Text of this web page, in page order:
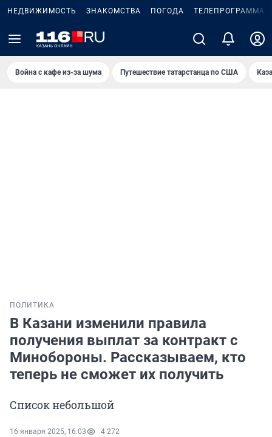
НЕДВИЖИМОСТЬ ЗНАКОМСТВА ПОГОДА ТЕЛЕПРОГРАММА
Война с кафе из-за шума Путешествие татарстанца по США
ПОЛИТИКА
В Казани изменили правила
получения выплат за контракт с
Минобороны. Рассказываем, кто
теперь не сможет их получить
Список небольшой
16 января 2025, 16:03 4 272